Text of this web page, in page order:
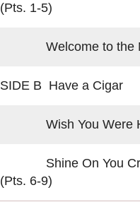
(Pts. 1-5)
Welcome to the
SIDE B Have a Cigar
Wish You Were
Shine On You
(Pts. 6-9)